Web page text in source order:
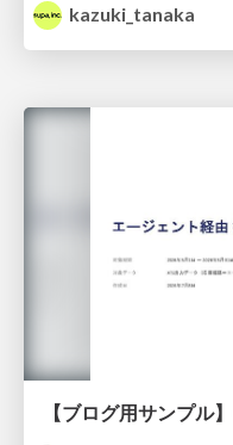
kazuki_tanaka